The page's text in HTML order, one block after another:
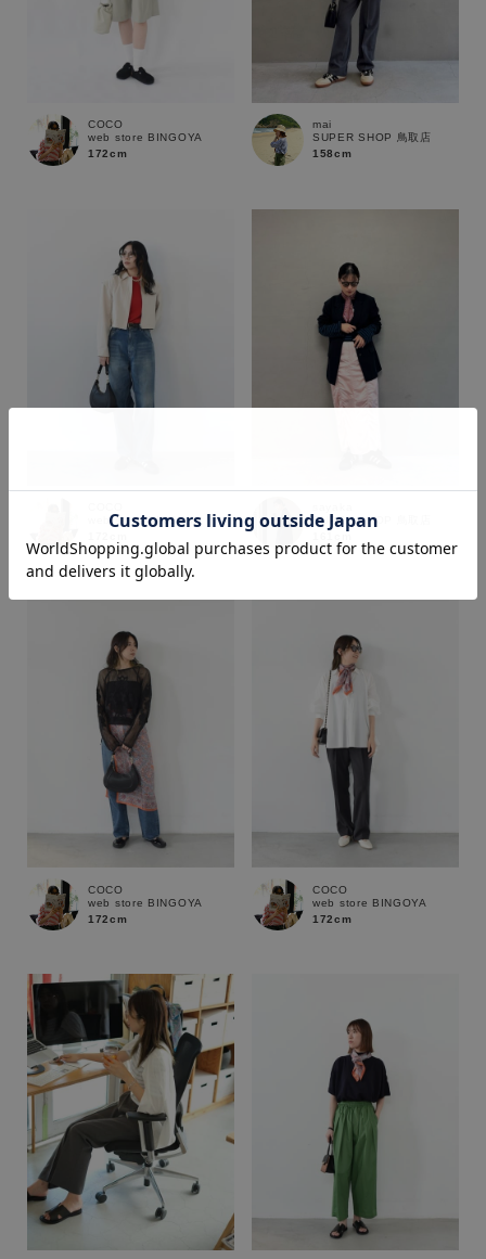
商品タイプ
通常商品 予約商品
セール価格 WEB限定
在庫あり 在庫なし含む
COCO
web store BINGOYA
172cm
mai
SUPER SHOP 鳥取店
158cm
web store BINGOYA
SUPER SHOP 鳥取店
COCO
web store BINGOYA
172cm
COCO
web store BINGOYA
172cm